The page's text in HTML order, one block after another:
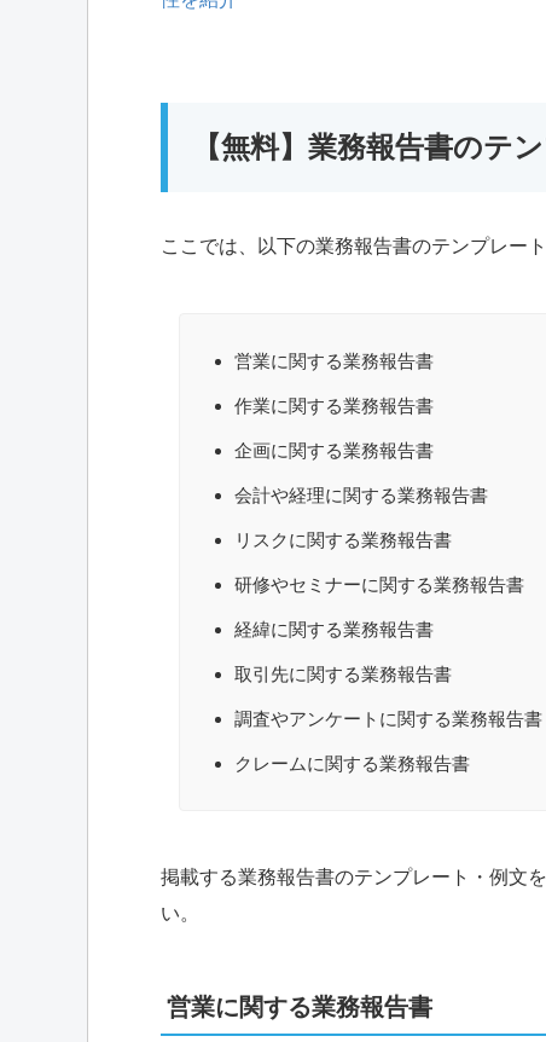
【無料】業務報告書のテ
ここでは、以下の業務報告書のテンプレー
営業に関する業務報告書
作業に関する業務報告書
企画に関する業務報告書
会計や経理に関する業務報告書
リスクに関する業務報告書
研修やセミナーに関する業務報告書
経緯に関する業務報告書
取引先に関する業務報告書
調査やアンケートに関する業務報告書
クレームに関する業務報告書
掲載する業務報告書のテンプレート・例文
い。
営業に関する業務報告書